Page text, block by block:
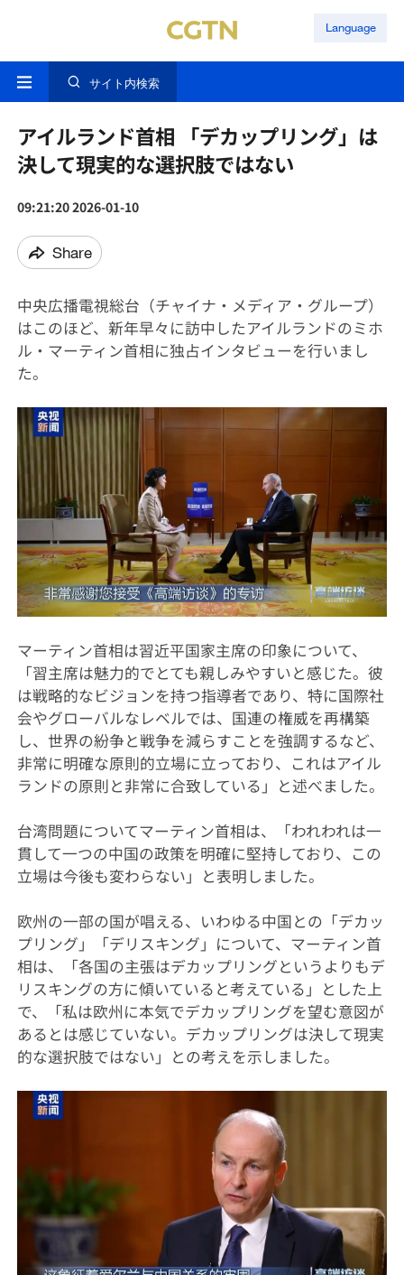
Language
サイト内検索
アイルランド首相 「デカップリング」は
決して現実的な選択肢ではない
09:21:20 2026-01-10
Share
中央広播電視総台（チャイナ・メディア・グループ）
はこのほど、新年早々に訪中したアイルランドのミホ
ル・マーティン首相に独占インタビューを行いまし
た。
マーティン首相は習近平国家主席の印象について、
「習主席は魅力的でとても親しみやすいと感じた。彼
は戦略的なビジョンを持つ指導者であり、特に国際社
会やグローバルなレベルでは、国連の権威を再構築
し、世界の紛争と戦争を減らすことを強調するなど、
非常に明確な原則的立場に立っており、これはアイル
ランドの原則と非常に合致している」と述べました。
台湾問題についてマーティン首相は、「われわれは一
貫して一つの中国の政策を明確に堅持しており、この
立場は今後も変わらない」と表明しました。
欧州の一部の国が唱える、いわゆる中国との「デカッ
プリング」「デリスキング」について、マーティン首
相は、「各国の主張はデカップリングというよりもデ
リスキングの方に傾いていると考えている」とした上
で、「私は欧州に本気でデカップリングを望む意図が
あるとは感じていない。デカップリングは決して現実
的な選択肢ではない」との考えを示しました。